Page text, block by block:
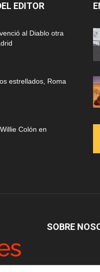
EDITOR
al Diablo otra
estrellados, Roma
Colón en
SOBRE